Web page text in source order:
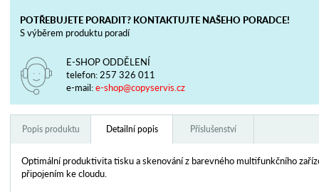
POTŘEBUJETE PORADIT? KONTAKTUJTE NAŠEHO PORADCE!
S výběrem produktu poradí
E-SHOP ODDĚLENÍ
telefon: 257 326 011
e-mail:e-shop@copyservis.cz
Popis produktu Detailní popis Příslušenství
Optimální produktivita tisku a skenování z barevného multifunkčního
připojením ke cloudu.